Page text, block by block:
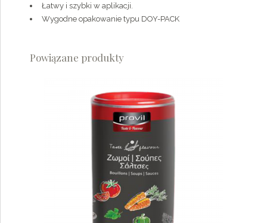
Łatwy i szybki w aplikacji.
Wygodne opakowanie typu DOY-PACK
Powiązane produkty